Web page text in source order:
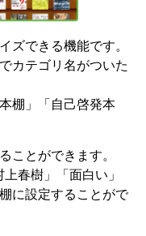
ズできる機能です。
カテゴリ名がついた
棚」「自己啓発本
ことができます。
春樹」「面白い」
に設定することがで